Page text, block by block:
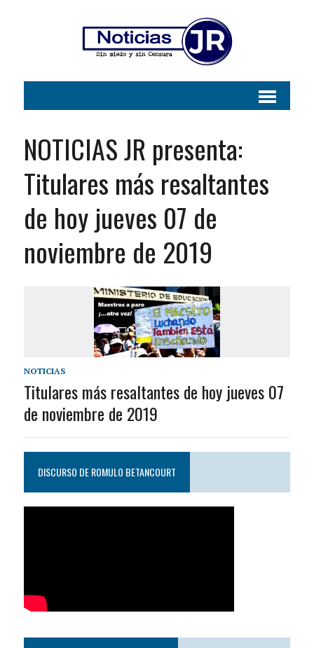
NOTICIAS JR presenta:
Titulares más resaltantes
de hoy jueves 07 de
noviembre de 2019
NOTICIAS
Titulares más resaltantes de hoy jueves 07
de noviembre de 2019
DISCURSO DE ROMULO BETANCOURT